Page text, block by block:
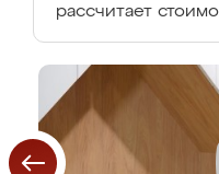
рассчитает